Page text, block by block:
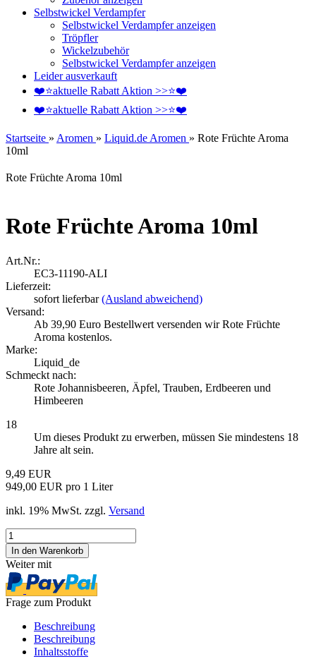
Selbstwickel Verdampfer
Selbstwickel Verdampfer anzeigen
Tröpfler
Wickelzubehör
Selbstwickel Verdampfer anzeigen
Leider ausverkauft
❤️️⭐aktuelle Rabatt Aktion >>⭐❤️️
❤️️⭐aktuelle Rabatt Aktion >>⭐❤️️
Startseite » Aromen » Liquid.de Aromen » Rote Früchte Aroma
10ml
Rote Früchte Aroma 10ml
Rote Früchte Aroma 10ml
Art.Nr.:
EC3-11190-ALI
Lieferzeit:
sofort lieferbar(Ausland abweichend)
Versand:
Ab 39,90 Euro Bestellwert versenden wir Rote Früchte
Aroma kostenlos.
Marke:
Liquid_de
Schmeckt nach:
Rote Johannisbeeren, Äpfel, Trauben, Erdbeeren und
Himbeeren
18
Um dieses Produkt zu erwerben, müssen Sie mindestens 18
Jahre alt sein.
9,49 EUR
949,00 EUR pro 1 Liter
inkl. 19% MwSt. zzgl. Versand
Weiter mit
Frage zum Produkt
Beschreibung
Beschreibung
Inhaltsstoffe